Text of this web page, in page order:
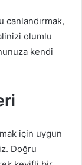
canlandırmak,
olumlu
kendi
için uygun
Doğru